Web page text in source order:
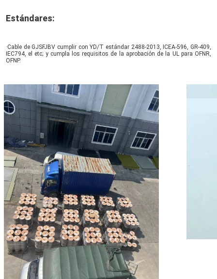
Estándares:
·Cable de GJSFJBV cumplir con YD/T estándar 2488-2013, ICEA-596, GR-409,
IEC794, el etc; y cumpla los requisitos de la aprobación de la UL para OFNR,
OFNP.